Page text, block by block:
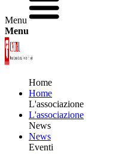
Menu
Menu
Home
Home
L'associazione
L'associazione
News
News
Eventi